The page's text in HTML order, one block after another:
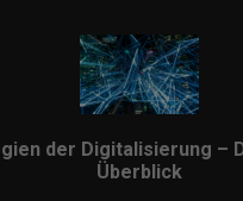
der Digitalisierung –
Überblick